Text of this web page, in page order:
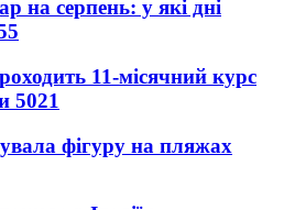
на серпень: у які дні
11-місячний курс
5021
фігуру на пляжах